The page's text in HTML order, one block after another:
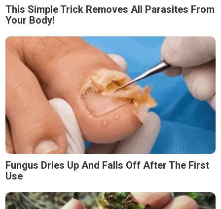
This Simple Trick Removes All Parasites From
Your Body!
Fungus Dries Up And Falls Off After The First
Use